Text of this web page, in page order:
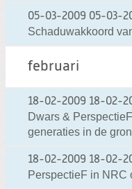
05-03-2009 05-03-
Schaduwakkoord
februari
18-02-2009 18-02-
Dwars &
generaties in de
18-02-2009 18-02-
PerspectieF in NRC